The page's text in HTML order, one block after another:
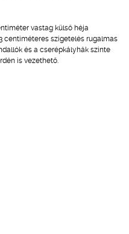
vastag külső héja
centiméteres szigetelés rugalmas
és a cserépkályhák szinte
is vezethető.